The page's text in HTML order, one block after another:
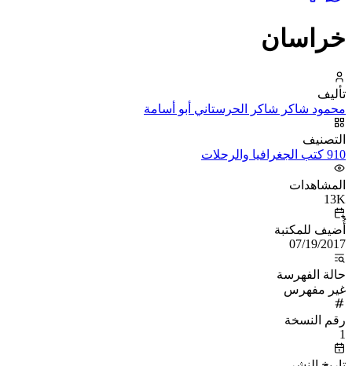
خراسان
تأليف
محمود شاكر شاكر الحرستاني أبو أسامة
التصنيف
910 كتب الجغرافيا والرحلات
المشاهدات
13K
أُضيف للمكتبة
07/19/2017
حالة الفهرسة
غير مفهرس
رقم النسخة
1